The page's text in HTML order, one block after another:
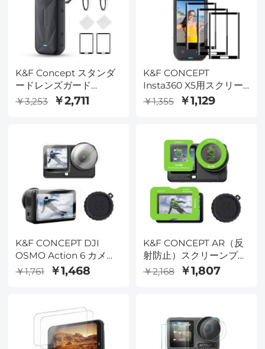
K&F Concept スタンダ
ードレンズガード
Insta360 X5 アクセサリ
ー対応、高透明度強化光
プロテクター、傷防止キ
ャップ交換キット
￥3,253 ￥2,711
K&F CONCEPT
Insta360 X5用スクリー
ンプロテクター、[3枚パ
ック] 9H硬度強化ガラス
プロテクター、曲面エッ
ジ保護、Insta360 X4/X5
アクセサリー用
￥1,355 ￥1,129
K&F CONCEPT DJI
OSMO Action 6 カメラ
用スクリーンプロテクタ
ー + レンズキャップカバ
ガラスプロテクター、傷
防止、気泡防止（2枚セ
￥1,761 ￥1,468
K&F CONCEPT AR（反
射防止）スクリーンプロ
テクター（DJI OSMO
Action 6カメラ用）+レ
0.3mm 9H硬度強化ガラ
スプロテクター、傷防
止、気泡防止
￥2,168 ￥1,807